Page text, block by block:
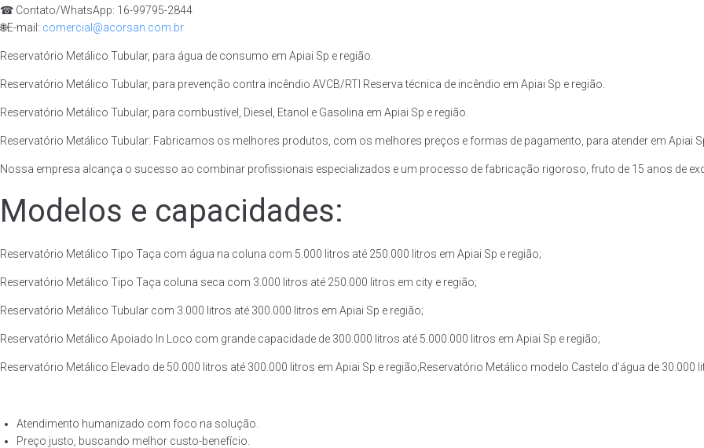
☎ Contato/WhatsApp: 16-99795-2844
🌐E-mail: comercial@acorsan.com.br
Reservatório Metálico Tubular, para água de consumo em Apiai Sp e região.
Reservatório Metálico Tubular, para prevenção contra incêndio AVCB/RTI Reserva técnica de incêndio em Apiai Sp e região.
Reservatório Metálico Tubular, para combustível, Diesel, Etanol e Gasolina em Apiai Sp e região.
Reservatório Metálico Tubular: Fabricamos os melhores produtos, com os melhores preços e formas de pagamento, para atender em Apiai
Nossa empresa alcança o sucesso ao combinar profissionais especializados e um processo de fabricação rigoroso, fruto de 15 anos de
Modelos e capacidades:
Reservatório Metálico Tipo Taça com água na coluna com 5.000 litros até 250.000 litros em Apiai Sp e região;
Reservatório Metálico Tipo Taça coluna seca com 3.000 litros até 250.000 litros em city e região;
Reservatório Metálico Tubular com 3.000 litros até 300.000 litros em Apiai Sp e região;
Reservatório Metálico Apoiado In Loco com grande capacidade de 300.000 litros até 5.000.000 litros em Apiai Sp e região;
Reservatório Metálico Elevado de 50.000 litros até 300.000 litros em Apiai Sp e região;Reservatório Metálico modelo Castelo d’água de 30.000
Atendimento humanizado com foco na solução.
Preço justo, buscando melhor custo-benefício.